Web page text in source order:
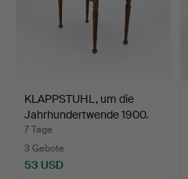
KLAPPSTUHL, um die
Jahrhundertwende 1900.
7 Tage
3 Gebote
53 USD